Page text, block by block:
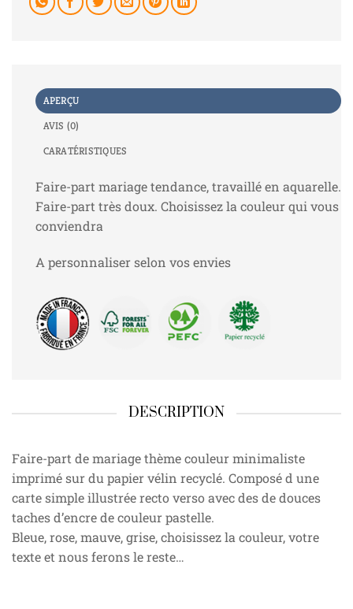
APERÇU
AVIS (0)
CARATÉRISTIQUES
Faire-part mariage tendance, travaillé en aquarelle.
Faire-part très doux. Choisissez la couleur qui vous
conviendra
A personnaliser selon vos envies
DESCRIPTION
Faire-part de mariage thème couleur minimaliste
imprimé sur du papier vélin recyclé. Composé d une
carte simple illustrée recto verso avec des de douces
taches d’encre de couleur pastelle.
Bleue, rose, mauve, grise, choisissez la couleur, votre
texte et nous ferons le reste…